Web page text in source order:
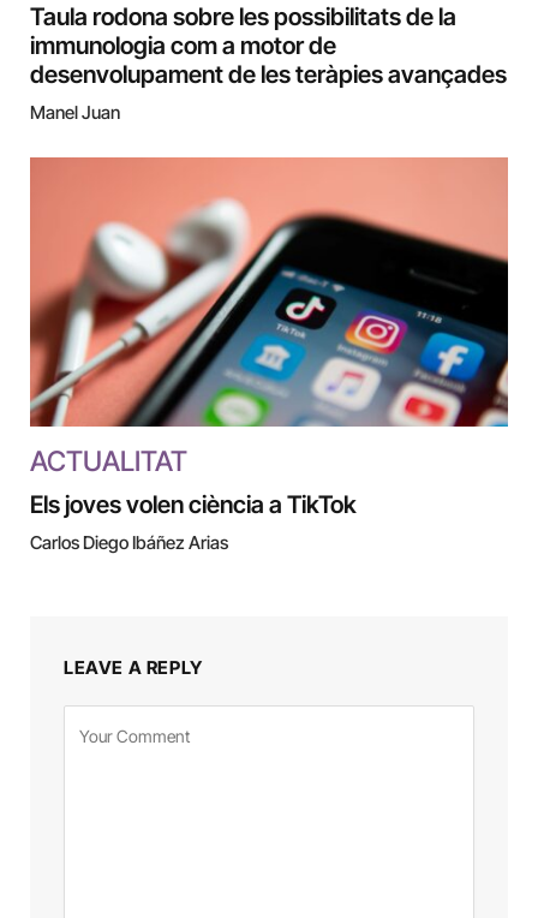
Taula rodona sobre les possibilitats de la
immunologia com a motor de
desenvolupament de les teràpies avançades
Manel Juan
ACTUALITAT
Els joves volen ciència a TikTok
Carlos Diego Ibáñez Arias
LEAVE A REPLY